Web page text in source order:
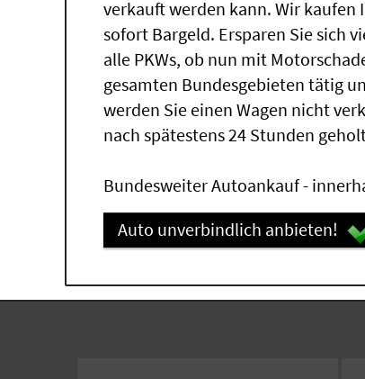
verkauft werden kann. Wir
sofort Bargeld. Ersparen Sie sich
alle PKWs, ob nun mit
gesamten Bundesgebieten tätig
werden Sie einen Wagen nicht
nach spätestens 24 Stunden
Bundesweiter Autoankauf -
Auto unverbindlich anbieten!